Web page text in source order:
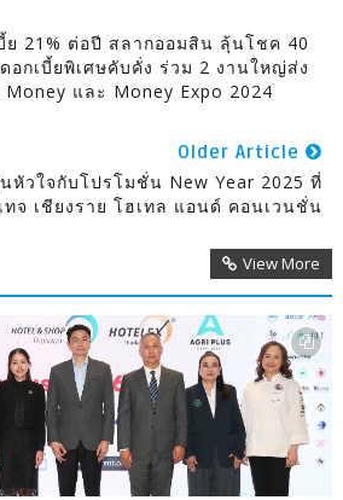
ย 21% ต่อปี สลากออมสิน ลุ้นโชค 40
กเบี้ยพิเศษคับคั่ง ร่วม 2 งานใหญ่ส่ง
และ Money Expo 2024
Older Article
หัวใจกับโปรโมชั่น New Year 2025 ที่
ทจ เชียงราย โฮเทล แอนด์ คอนเวนชั่น
View More